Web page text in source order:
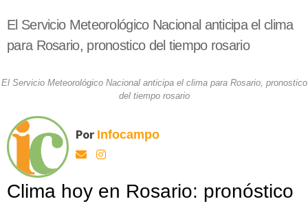
El Servicio Meteorológico Nacional anticipa el clima
para Rosario, pronostico del tiempo rosario
El Servicio Meteorológico Nacional anticipa el clima para Rosario, pronostico
del tiempo rosario
Por Infocampo
Clima hoy en Rosario: pronóstico